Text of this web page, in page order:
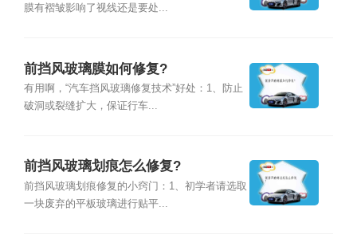
膜有褶皱影响了视线还是要处...
前挡风玻璃膜如何修复?
有用啊，“汽车挡风玻璃修复技术”好处：1、防止
破洞或裂缝扩大，保证行车...
前挡风玻璃划痕怎么修复?
前挡风玻璃划痕修复的小窍门：1、初学者请选取
一块废弃的平板玻璃进行贴平...